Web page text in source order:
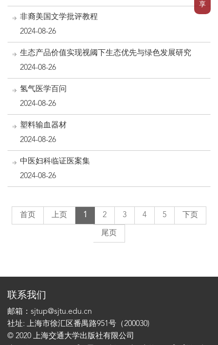
享
非裔美国文学批评教程
2024-08-26
生态产品价值实现视阈下生态优先与绿色发展研究
2024-08-26
氢气医学百问
2024-08-26
塑料输血器材
2024-08-26
中医妇科临证医案集
2024-08-26
首页 上页 1 2 3 4 5 下页
尾页
联系我们
邮箱：sjtup@sjtu.edu.cn
社址: 上海市徐汇区番禺路951号（200030)
© 2020 上海交通大学出版社有限公司